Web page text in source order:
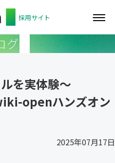
採用サイト
グ
を実体験〜
openハンズオン
2025年07月17日